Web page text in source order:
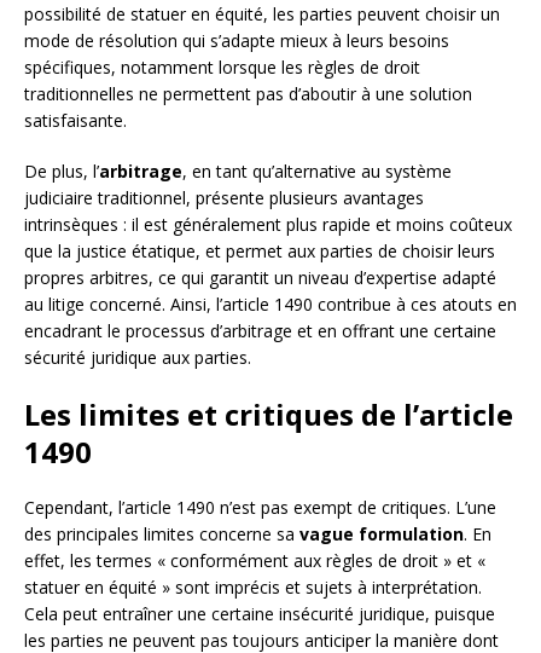
possibilité de statuer en équité, les parties peuvent choisir un
mode de résolution qui s’adapte mieux à leurs besoins
spécifiques, notamment lorsque les règles de droit
traditionnelles ne permettent pas d’aboutir à une solution
satisfaisante.
De plus, l’arbitrage, en tant qu’alternative au système
judiciaire traditionnel, présente plusieurs avantages
intrinsèques : il est généralement plus rapide et moins coûteux
que la justice étatique, et permet aux parties de choisir leurs
propres arbitres, ce qui garantit un niveau d’expertise adapté
au litige concerné. Ainsi, l’article 1490 contribue à ces atouts en
encadrant le processus d’arbitrage et en offrant une certaine
sécurité juridique aux parties.
Les limites et critiques de l’article
1490
Cependant, l’article 1490 n’est pas exempt de critiques. L’une
des principales limites concerne sa vague formulation. En
effet, les termes « conformément aux règles de droit » et «
statuer en équité » sont imprécis et sujets à interprétation.
Cela peut entraîner une certaine insécurité juridique, puisque
les parties ne peuvent pas toujours anticiper la manière dont